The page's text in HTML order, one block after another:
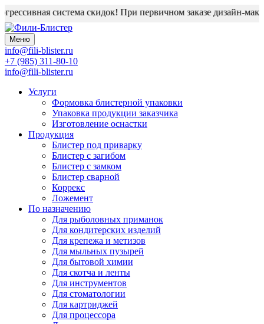
система скидок! При первичном заказе дизайн-
Меню
info@fili-blister.ru
+7 (985) 311-80-10
info@fili-blister.ru
Услуги
Формовка блистерной упаковки
Упаковка продукции заказчика
Изготовление оснастки
Продукция
Блистер под приварку
Блистер с загибом
Блистер с замком
Блистер сварной
Коррекс
Ложемент
По назначению
Для рыболовных приманок
Для кондитерских изделий
Для крепежа и метизов
Для мыльных пузырей
Для бытовой химии
Для скотча и ленты
Для инструментов
Для стоматологии
Для картриджей
Для процессора